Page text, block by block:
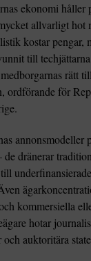
ekonomi håller
allvarligt hot
kostar pengar,
till
rätt
ordförande för
annonsmodeller
dränerar
kommersiella
hotar
auktoritära